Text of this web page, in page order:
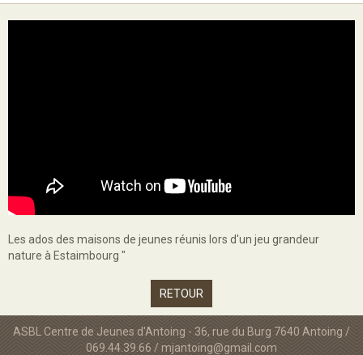
Téléchargement
Les ados des maisons de jeunes réunis lors d'un jeu grandeur
nature à Estaimbourg "
RETOUR
ASBL Centre de Jeunes d'Antoing - 36, rue du Burg 7640 Antoing /
069.44.39.66 / mjantoing@gmail.com